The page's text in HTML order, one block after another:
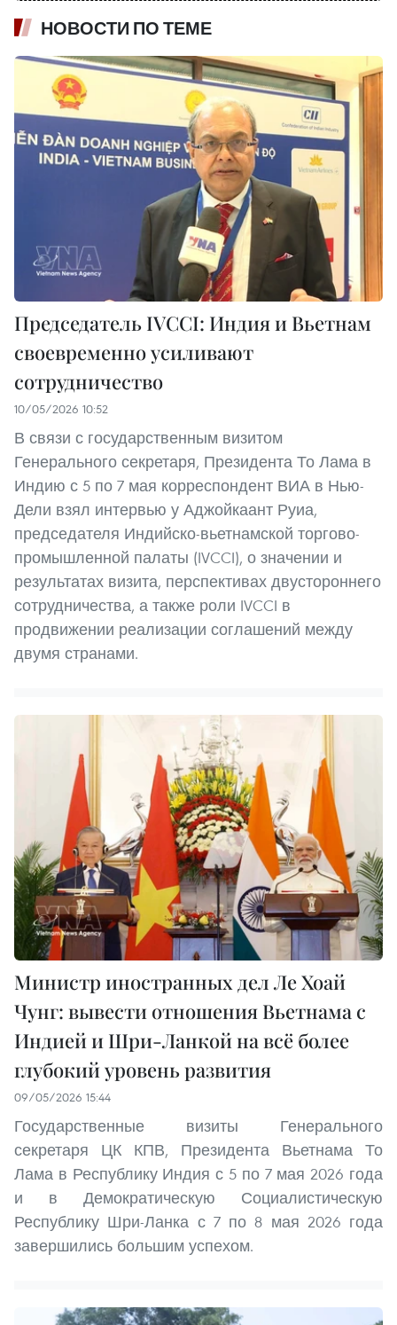
НОВОСТИ ПО ТЕМЕ
Председатель IVCCI: Индия и Вьетнам
своевременно усиливают
сотрудничество
10/05/2026 10:52
В связи с государственным визитом
Генерального секретаря, Президента То Лама в
Индию с 5 по 7 мая корреспондент ВИА в Нью-
Дели взял интервью у Аджойкаант Руиа,
председателя Индийско-вьетнамской торгово-
промышленной палаты (IVCCI), о значении и
результатах визита, перспективах двустороннего
сотрудничества, а также роли IVCCI в
продвижении реализации соглашений между
двумя странами.
Министр иностранных дел Ле Хоай
Чунг: вывести отношения Вьетнама с
Индией и Шри-Ланкой на всё более
глубокий уровень развития
09/05/2026 15:44
Государственные визиты Генерального
секретаря ЦК КПВ, Президента Вьетнама То
Лама в Республику Индия с 5 по 7 мая 2026 года
и в Демократическую Социалистическую
Республику Шри-Ланка с 7 по 8 мая 2026 года
завершились большим успехом.